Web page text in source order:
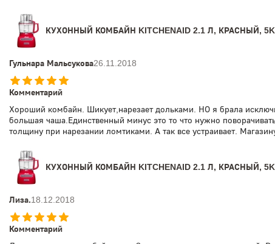
КУХОННЫЙ КОМБАЙН KITCHENAID 2.1 Л, КРАСНЫЙ,
Гульнара Мальсукова26.11.2018
Комментарий
Хороший комбайн. Шикует,нарезает дольками. НО я брала
большая чаша.Единственный минус это то что нужно
толщину при нарезании ломтиками. А так все устраивает.
КУХОННЫЙ КОМБАЙН KITCHENAID 2.1 Л, КРАСНЫЙ,
Лиза.18.12.2018
Комментарий